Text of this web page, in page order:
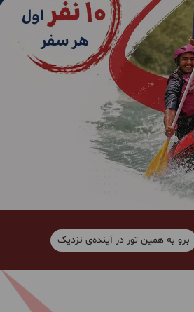
برو به همین تور در آینده‌ی نزدیک